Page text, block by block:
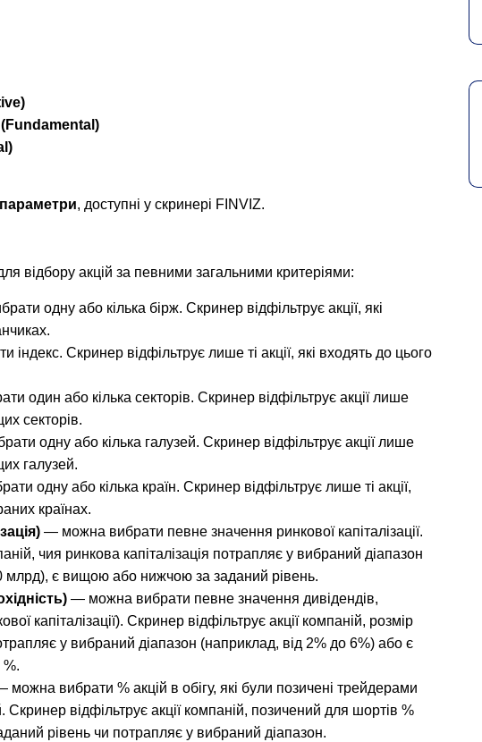
, доступні у скринері FINVIZ.
відбору акцій за певними загальними критеріями:
одну або кілька бірж. Скринер відфільтрує акції, які
Скринер відфільтрує лише ті акції, які входять до цього
один або кілька секторів. Скринер відфільтрує акції лише
секторів.
одну або кілька галузей. Скринер відфільтрує акції лише
галузей.
одну або кілька країн. Скринер відфільтрує лише ті акції,
країнах.
— можна вибрати певне значення ринкової капіталізації.
чия ринкова капіталізація потрапляє у вибраний діапазон
млрд), є вищою або нижчою за заданий рівень.
— можна вибрати певне значення дивідендів,
капіталізації). Скринер відфільтрує акції компаній, розмір
у вибраний діапазон (наприклад, від 2% до 6%) або є
можна вибрати % акцій в обігу, які були позичені трейдерами
Скринер відфільтрує акції компаній, позичений для шортів %
рівень чи потрапляє у вибраний діапазон.